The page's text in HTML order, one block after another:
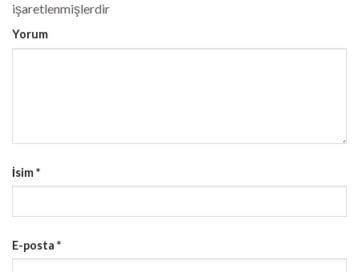
işaretlenmişlerdir
Yorum
İsim*
E-posta *